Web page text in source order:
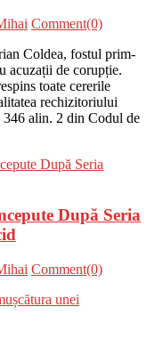
Comment(0)
Coldea, fostul prim-
acuzații de corupție.
toate cererile
rechizitoriului
alin. 2 din Codul de
După Seria
Comment(0)